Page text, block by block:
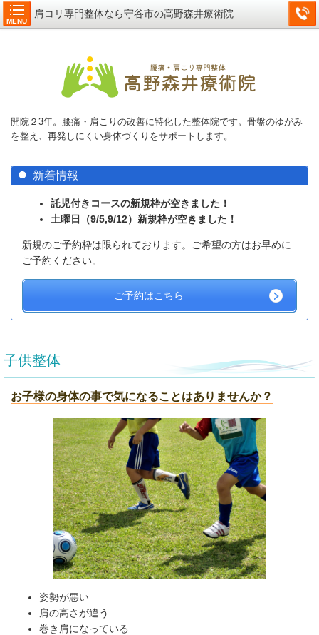
MENU
肩コリ専門整体なら守谷市の高野森井療術院
開院２3年。腰痛・肩こりの改善に特化した整体院です。骨盤のゆがみ
を整え、再発しにくい身体づくりをサポートします。
新着情報
託児付きコースの新規枠が空きました！
土曜日（9/5,9/12）新規枠が空きました！
新規のご予約枠は限られております。ご希望の方はお早めに
ご予約ください。
ご予約はこちら
子供整体
お子様の身体の事で気になることはありませんか？
姿勢が悪い
肩の高さが違う
巻き肩になっている